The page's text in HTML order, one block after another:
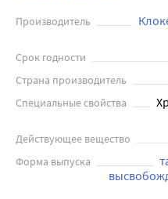
Производитель
Срок годности
Страна производитель
Специальные свойства
Действующее вещество
Форма выпуска